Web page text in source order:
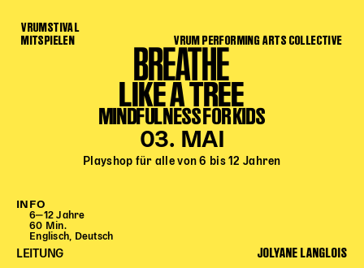
MAGMA 25/26
Dramaturgie + Stadt
Theaterwerkstätten
Kunst + Wissen
Begleitmaterial
TheaterPaket
Partnerklasse + Partnerschule
VRUMSTIVAL
MITSPIELEN
VRUM PERFORMING ARTS COLLECTIVE
BREATHE
LIKE A TREE
MINDFULNESS FOR KIDS
03. MAI
Playshop für alle von 6 bis 12 Jahren
INFO
6‒12 Jahre
60 Min.
Englisch, Deutsch
LEITUNG JOLYANE LANGLOIS